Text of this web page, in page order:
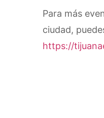
Para más
ciudad,
https://